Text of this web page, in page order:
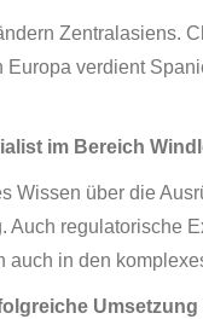
Zentralasiens.
verdient
im Bereich
Wissen über die
Auch regulatorische
in den